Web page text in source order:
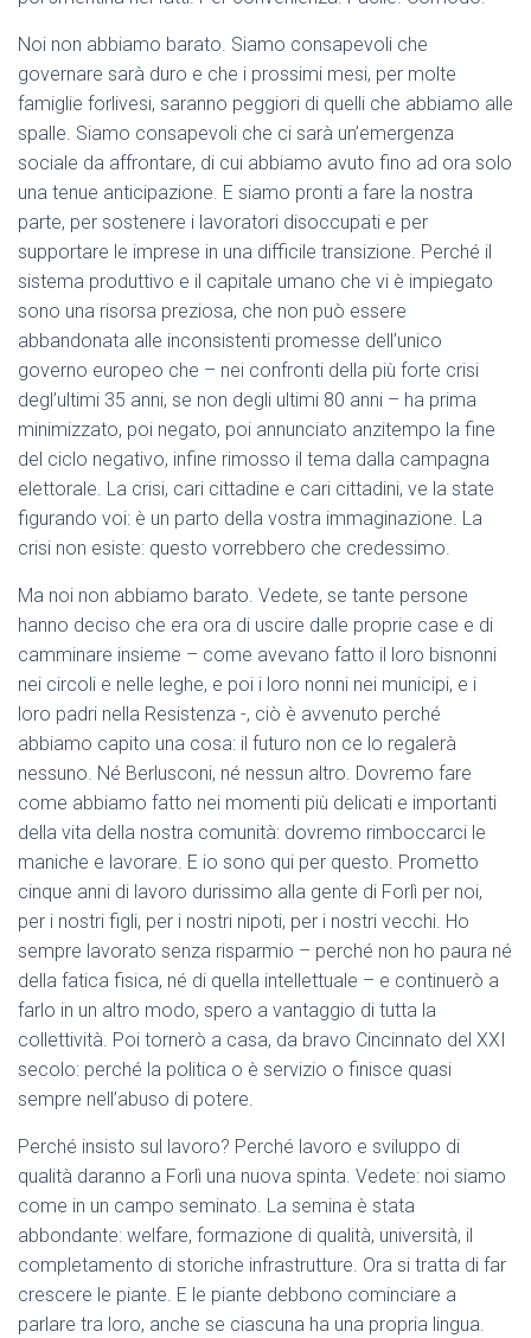
Noi non abbiamo barato. Siamo consapevoli che
governare sarà duro e che i prossimi mesi, per molte
famiglie forlivesi, saranno peggiori di quelli che abbiamo alle
spalle. Siamo consapevoli che ci sarà un’emergenza
sociale da affrontare, di cui abbiamo avuto fino ad ora solo
una tenue anticipazione. E siamo pronti a fare la nostra
parte, per sostenere i lavoratori disoccupati e per
supportare le imprese in una difficile transizione. Perché il
sistema produttivo e il capitale umano che vi è impiegato
sono una risorsa preziosa, che non può essere
abbandonata alle inconsistenti promesse dell’unico
governo europeo che – nei confronti della più forte crisi
degl’ultimi 35 anni, se non degli ultimi 80 anni – ha prima
minimizzato, poi negato, poi annunciato anzitempo la fine
del ciclo negativo, infine rimosso il tema dalla campagna
elettorale. La crisi, cari cittadine e cari cittadini, ve la state
figurando voi: è un parto della vostra immaginazione. La
crisi non esiste: questo vorrebbero che credessimo.
Ma noi non abbiamo barato. Vedete, se tante persone
hanno deciso che era ora di uscire dalle proprie case e di
camminare insieme – come avevano fatto il loro bisnonni
nei circoli e nelle leghe, e poi i loro nonni nei municipi, e i
loro padri nella Resistenza -, ciò è avvenuto perché
abbiamo capito una cosa: il futuro non ce lo regalerà
nessuno. Né Berlusconi, né nessun altro. Dovremo fare
come abbiamo fatto nei momenti più delicati e importanti
della vita della nostra comunità: dovremo rimboccarci le
maniche e lavorare. E io sono qui per questo. Prometto
cinque anni di lavoro durissimo alla gente di Forlì per noi,
per i nostri figli, per i nostri nipoti, per i nostri vecchi. Ho
sempre lavorato senza risparmio – perché non ho paura né
della fatica fisica, né di quella intellettuale – e continuerò a
farlo in un altro modo, spero a vantaggio di tutta la
collettività. Poi tornerò a casa, da bravo Cincinnato del XXI
secolo: perché la politica o è servizio o finisce quasi
sempre nell’abuso di potere.
Perché insisto sul lavoro? Perché lavoro e sviluppo di
qualità daranno a Forlì una nuova spinta. Vedete: noi siamo
come in un campo seminato. La semina è stata
abbondante: welfare, formazione di qualità, università, il
completamento di storiche infrastrutture. Ora si tratta di far
crescere le piante. E le piante debbono cominciare a
parlare tra loro, anche se ciascuna ha una propria lingua.